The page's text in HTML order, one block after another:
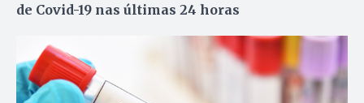
de Covid-19 nas últimas 24 horas